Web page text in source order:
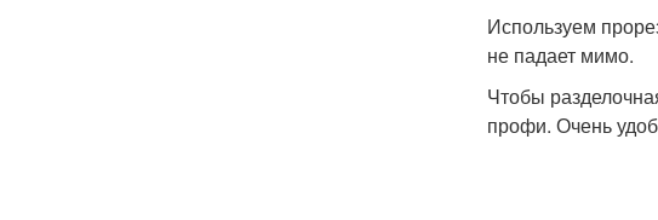
Используем
не падает мимо.
Чтобы
профи. Очень